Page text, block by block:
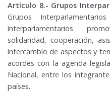
PRENSA
PARTICIPACIÓN
RELACIONES INTERNACIONALES
AGENDA
Artículo 8.- Grupos
Grupos
interparlamentarios
solidaridad, cooperación,
intercambio de aspectos y
acordes con la agenda
Nacional, entre los
países.